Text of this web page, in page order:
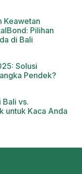
Keawetan
Pilihan
di Bali
Solusi
Pendek?
Bali vs.
untuk Kaca Anda